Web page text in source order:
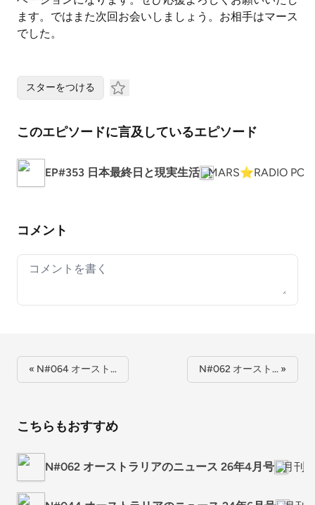
ます。ではまた次回お会いしましょう。お相手はマース
でした。
スターをつける
このエピソードに言及しているエピソード
EP#353 日本最終日と現実生活 MARS⭐︎RADIO
コメント
Your comment
« N#064 オースト… N#062 オースト… »
こちらもおすすめ
N#062 オーストラリアのニュース 26年4月号 月刊